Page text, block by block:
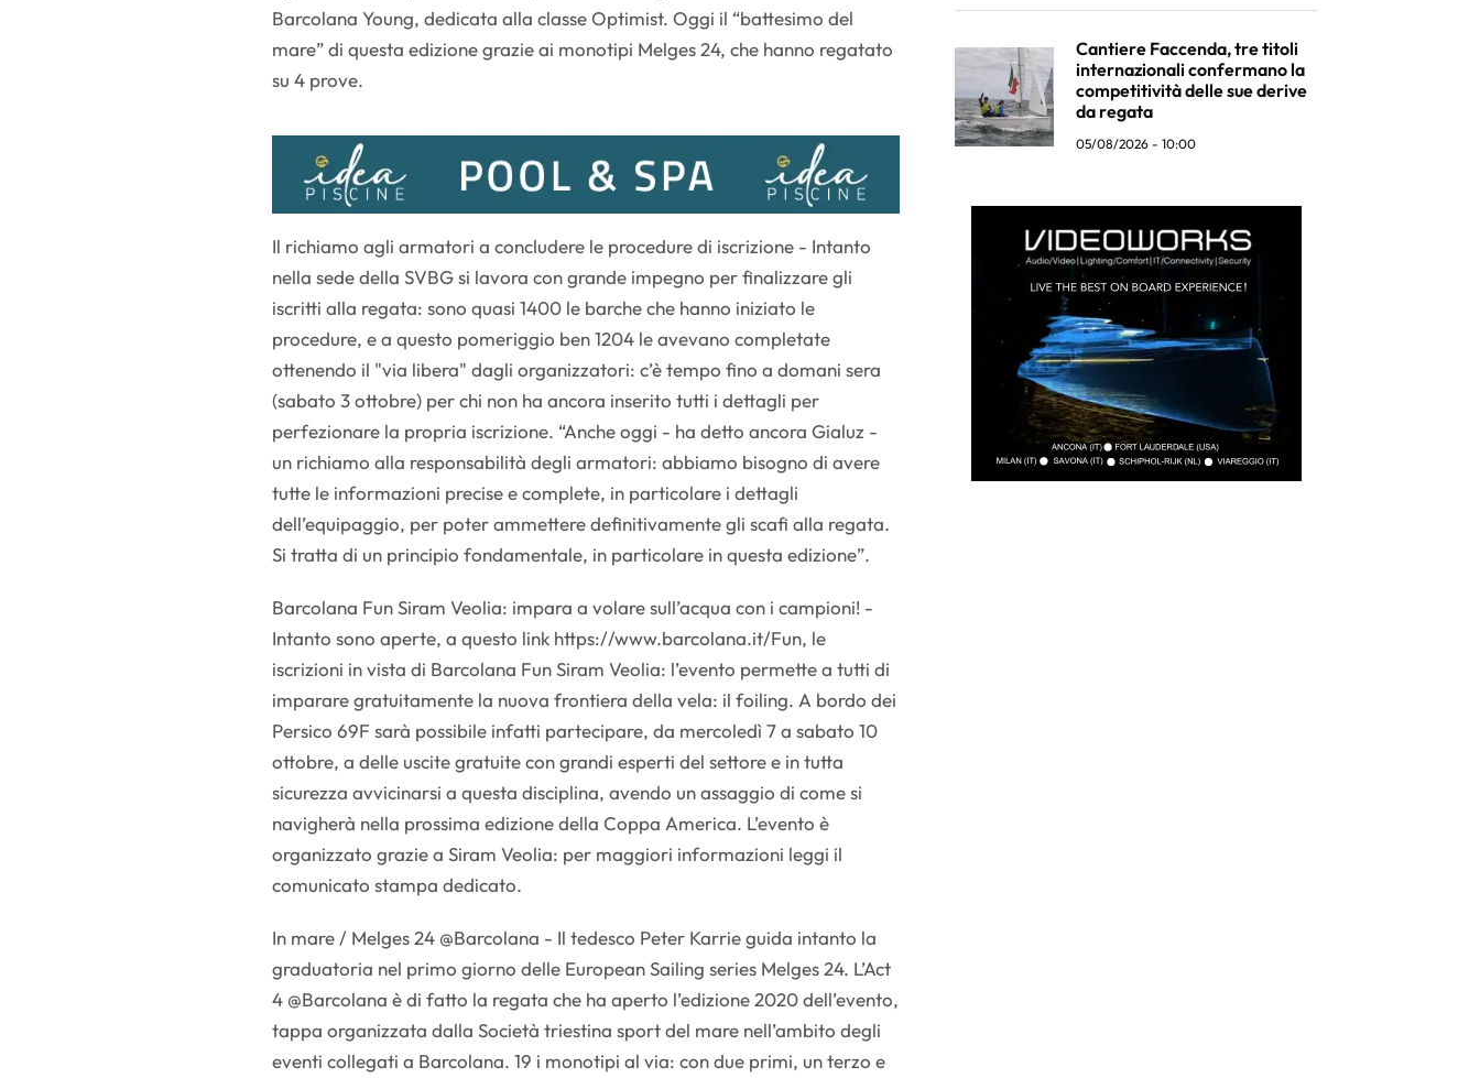
Barcolana Young, dedicata alla classe Optimist. Oggi il “battesimo del
mare” di questa edizione grazie ai monotipi Melges 24, che hanno regatato
su 4 prove.
Il richiamo agli armatori a concludere le procedure di iscrizione - Intanto
nella sede della SVBG si lavora con grande impegno per finalizzare gli
iscritti alla regata: sono quasi 1400 le barche che hanno iniziato le
procedure, e a questo pomeriggio ben 1204 le avevano completate
ottenendo il "via libera" dagli organizzatori: c’è tempo fino a domani sera
(sabato 3 ottobre) per chi non ha ancora inserito tutti i dettagli per
perfezionare la propria iscrizione. “Anche oggi - ha detto ancora Gialuz -
un richiamo alla responsabilità degli armatori: abbiamo bisogno di avere
tutte le informazioni precise e complete, in particolare i dettagli
dell’equipaggio, per poter ammettere definitivamente gli scafi alla regata.
Si tratta di un principio fondamentale, in particolare in questa edizione”.
Barcolana Fun Siram Veolia: impara a volare sull’acqua con i campioni! -
Intanto sono aperte, a questo link https://www.barcolana.it/Fun, le
iscrizioni in vista di Barcolana Fun Siram Veolia: l’evento permette a tutti di
imparare gratuitamente la nuova frontiera della vela: il foiling. A bordo dei
Persico 69F sarà possibile infatti partecipare, da mercoledì 7 a sabato 10
ottobre, a delle uscite gratuite con grandi esperti del settore e in tutta
sicurezza avvicinarsi a questa disciplina, avendo un assaggio di come si
navigherà nella prossima edizione della Coppa America. L’evento è
organizzato grazie a Siram Veolia: per maggiori informazioni leggi il
comunicato stampa dedicato.
In mare / Melges 24 @Barcolana - Il tedesco Peter Karrie guida intanto la
graduatoria nel primo giorno delle European Sailing series Melges 24. L’Act
4 @Barcolana è di fatto la regata che ha aperto l’edizione 2020 dell’evento,
tappa organizzata dalla Società triestina sport del mare nell’ambito degli
eventi collegati a Barcolana. 19 i monotipi al via: con due primi, un terzo e
Cantiere Faccenda, tre titoli
internazionali confermano la
competitività delle sue derive
da regata
05/08/2026 - 10:00